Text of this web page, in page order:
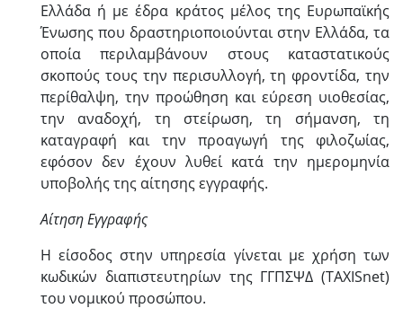
Ελλάδα ή με έδρα κράτος μέλος της Ευρωπαϊκής
Ένωσης που δραστηριοποιούνται στην Ελλάδα, τα
οποία περιλαμβάνουν στους καταστατικούς
σκοπούς τους την περισυλλογή, τη φροντίδα, την
περίθαλψη, την προώθηση και εύρεση υιοθεσίας,
την αναδοχή, τη στείρωση, τη σήμανση, τη
καταγραφή και την προαγωγή της φιλοζωίας,
εφόσον δεν έχουν λυθεί κατά την ημερομηνία
υποβολής της αίτησης εγγραφής.
Αίτηση Εγγραφής
Η είσοδος στην υπηρεσία γίνεται με χρήση των
κωδικών διαπιστευτηρίων της ΓΓΠΣΨΔ (TAXISnet)
του νομικού προσώπου.